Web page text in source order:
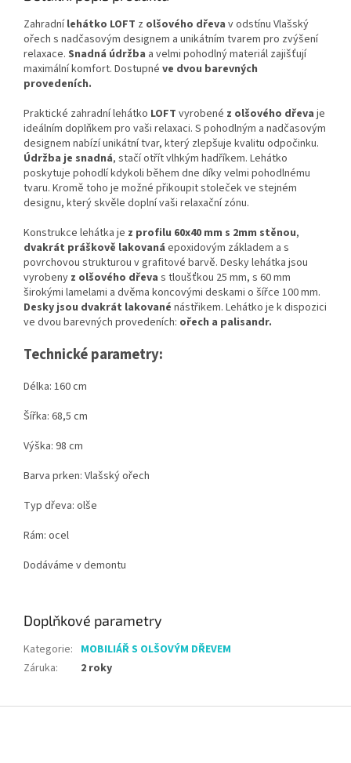
Zahradnílehátko LOFT z olšového dřeva v odstínu Vlašský
ořech s nadčasovým designem a unikátním tvarem pro zvýšení
relaxace. Snadná údržba a velmi pohodlný materiál zajišťují
maximální komfort. Dostupné ve dvou barevných
provedeních.
Praktické zahradní lehátko LOFT vyrobené z olšového dřeva je
ideálním doplňkem pro vaši relaxaci. S pohodlným a nadčasovým
designem nabízí unikátní tvar, který zlepšuje kvalitu odpočinku.
Údržba je snadná, stačí otřít vlhkým hadříkem. Lehátko
poskytuje pohodlí kdykoli během dne díky velmi pohodlnému
tvaru. Kromě toho je možné přikoupit stoleček ve stejném
designu, který skvěle doplní vaši relaxační zónu.
Konstrukce lehátka je z profilu 60x40 mm s 2mm stěnou,
dvakrát práškově lakovaná epoxidovým základem a s
povrchovou strukturou v grafitové barvě. Desky lehátka jsou
vyrobeny z olšového dřeva s tloušťkou 25 mm, s 60 mm
širokými lamelami a dvěma koncovými deskami o šířce 100 mm.
Desky jsou dvakrát lakované nástřikem. Lehátko je k dispozici
ve dvou barevných provedeních: ořech a palisandr.
Technické parametry:
Délka: 160 cm
Šířka: 68,5 cm
Výška: 98 cm
Barva prken: Vlašský ořech
Typ dřeva: olše
Rám: ocel
Dodáváme v demontu
Doplňkové parametry
Kategorie: MOBILIÁŘ S OLŠOVÝM DŘEVEM
Záruka: 2 roky